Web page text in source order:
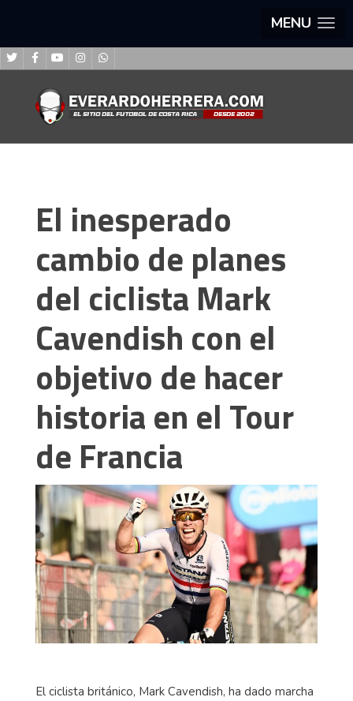
MENU
El inesperado
cambio de planes
del ciclista Mark
Cavendish con el
objetivo de hacer
historia en el Tour
de Francia
El ciclista británico, Mark Cavendish, ha dado marcha